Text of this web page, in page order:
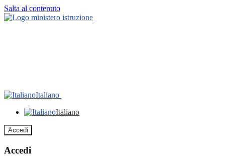
Salta al contenuto
Italiano
Italiano
Accedi
Accedi